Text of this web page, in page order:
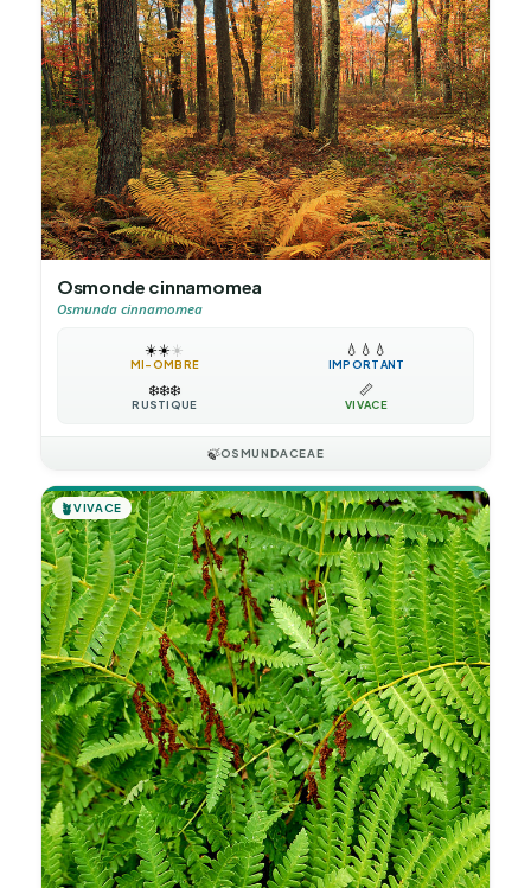
Osmonde cinnamomea
Osmunda cinnamomea
☀️☀️☀️
MI-OMBRE
💧 💧 💧
IMPORTANT
❄️❄️❄️
RUSTIQUE
📏
VIVACE
🍃OSMUNDACEAE
🪴VIVACE